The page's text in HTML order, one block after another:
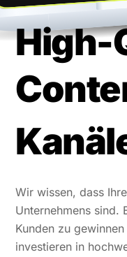
High-
Wir wissen, dass
Unternehmens sind.
Kunden zu
investieren in